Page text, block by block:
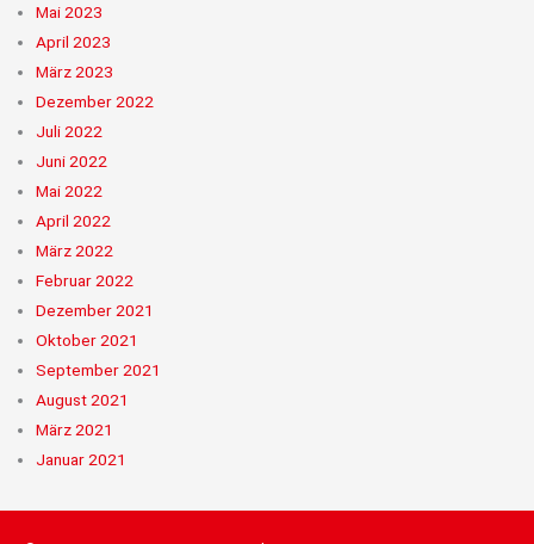
Mai 2023
April 2023
März 2023
Dezember 2022
Juli 2022
Juni 2022
Mai 2022
April 2022
März 2022
Februar 2022
Dezember 2021
Oktober 2021
September 2021
August 2021
März 2021
Januar 2021